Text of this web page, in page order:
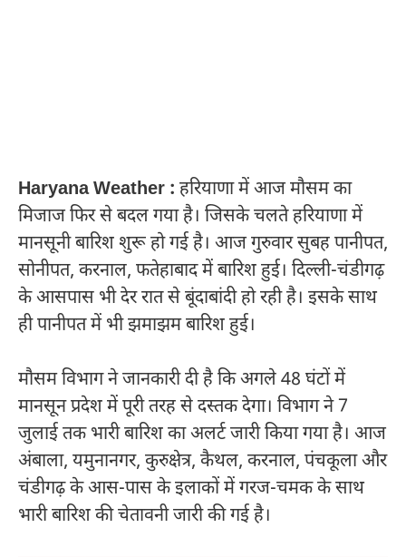
Haryana Weather : हरियाणा में आज मौसम का
मिजाज फिर से बदल गया है। जिसके चलते हरियाणा में
मानसूनी बारिश शुरू हो गई है। आज गुरुवार सुबह पानीपत,
सोनीपत, करनाल, फतेहाबाद में बारिश हुई। दिल्ली-चंडीगढ़
के आसपास भी देर रात से बूंदाबांदी हो रही है। इसके साथ
ही पानीपत में भी झमाझम बारिश हुई।
मौसम विभाग ने जानकारी दी है कि अगले 48 घंटों में
मानसून प्रदेश में पूरी तरह से दस्तक देगा। विभाग ने 7
जुलाई तक भारी बारिश का अलर्ट जारी किया गया है। आज
अंबाला, यमुनानगर, कुरुक्षेत्र, कैथल, करनाल, पंचकूला और
चंडीगढ़ के आस-पास के इलाकों में गरज-चमक के साथ
भारी बारिश की चेतावनी जारी की गई है।